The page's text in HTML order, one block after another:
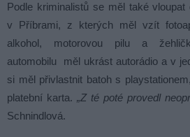
Podle kriminalistů se měl také
v Příbrami, z kterých měl vzít
alkohol, motorovou pilu a
automobilu měl ukrást autorádio a v
si měl přivlastnit batoh s
platební karta. „Z té poté provedl
Schnindlová.